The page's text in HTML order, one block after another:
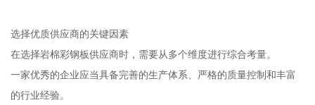
选择优质供应商的关键因素
在选择岩棉彩钢板供应商时，需要从多个维度进行综合考量。
一家优秀的企业应当具备完善的生产体系、严格的质量控制和丰富
的行业经验。